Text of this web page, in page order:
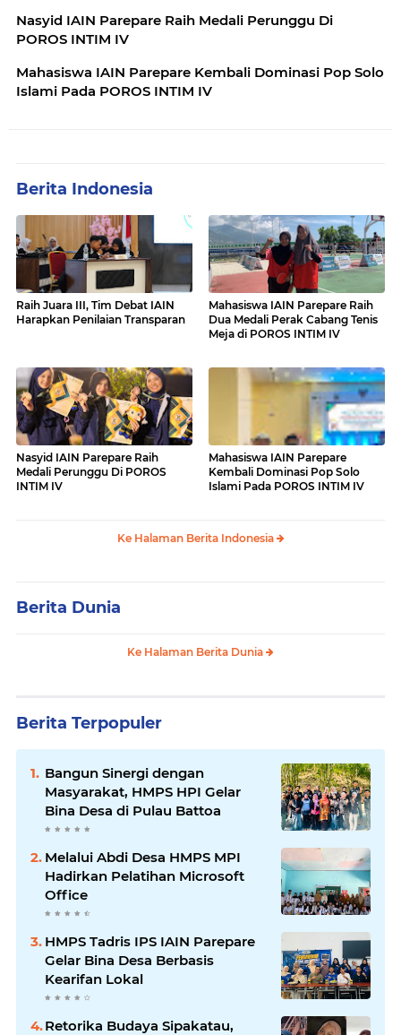
Nasyid IAIN Parepare Raih Medali Perunggu Di
POROS INTIM IV
Mahasiswa IAIN Parepare Kembali Dominasi Pop Solo
Islami Pada POROS INTIM IV
Berita Indonesia
Raih Juara III, Tim Debat IAIN
Harapkan Penilaian Transparan
Mahasiswa IAIN Parepare Raih
Dua Medali Perak Cabang Tenis
Meja di POROS INTIM IV
Nasyid IAIN Parepare Raih
Medali Perunggu Di POROS
INTIM IV
Mahasiswa IAIN Parepare
Kembali Dominasi Pop Solo
Islami Pada POROS INTIM IV
Ke Halaman Berita Indonesia
Berita Dunia
Ke Halaman Berita Dunia
Berita Terpopuler
Bangun Sinergi dengan
Masyarakat, HMPS HPI Gelar
Bina Desa di Pulau Battoa
Melalui Abdi Desa HMPS MPI
Hadirkan Pelatihan Microsoft
Office
HMPS Tadris IPS IAIN Parepare
Gelar Bina Desa Berbasis
Kearifan Lokal
Retorika Budaya Sipakatau,